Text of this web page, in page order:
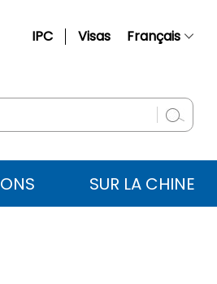
IPC Visas Français
English
Русский
Español
SUR LA CHINE